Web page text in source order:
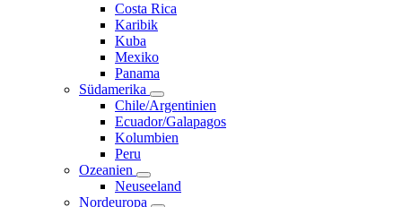
Costa Rica
Karibik
Kuba
Mexiko
Panama
Südamerika
Chile/Argentinien
Ecuador/Galapagos
Kolumbien
Peru
Ozeanien
Neuseeland
Nordeuropa